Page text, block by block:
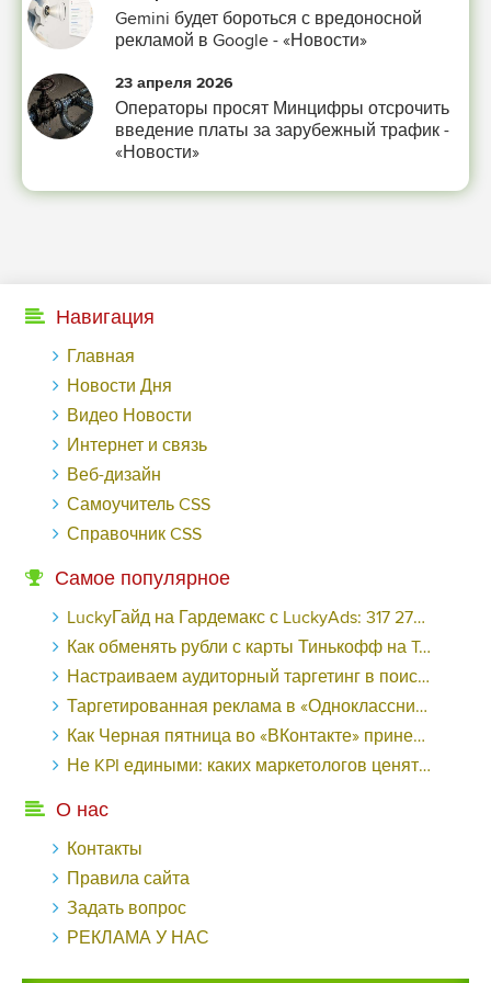
ушей. Он никогда не бывает полезен никому, кроме того, кто его дал.
-- Люблю давать советы и очень не люблю, когда их дают мне.
Gemini будет бороться с вредоносной
рекламой в Google - «Новости»
23 апреля 2026
Операторы просят Минцифры отсрочить
введение платы за зарубежный трафик -
«Новости»
Навигация
Главная
Новости Дня
Видео Новости
Интернет и связь
Веб-дизайн
Самоучитель CSS
Справочник CSS
Самое популярное
LuckyГайд на Гардемакс с LuckyAds: 317 279 рублей за 10 дней - «Надо знать»
Как обменять рубли с карты Тинькофф на Tether ERC20 (USDT)?
Настраиваем аудиторный таргетинг в поисковой кампании Google Ads - «Заработок»
Таргетированная реклама в «Одноклассниках»: как ее настроить и нужно ли - «Заработок»
Как Черная пятница во «ВКонтакте» принесла магазину подарков 221 продажу по цене 38 рублей - «Заработок»
Не KPI едиными: каких маркетологов ценят - «Заработок»
О нас
Контакты
Правила сайта
Задать вопрос
РЕКЛАМА У НАС